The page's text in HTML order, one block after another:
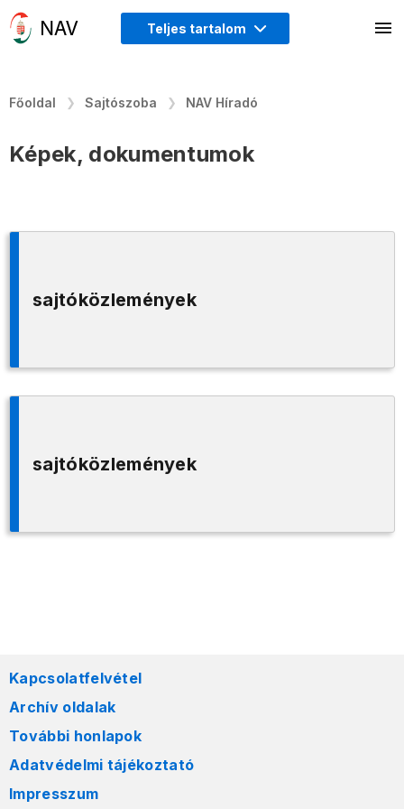
Teljes tartalom
Főoldal Sajtószoba NAV Híradó
Képek, dokumentumok
sajtóközlemények
sajtóközlemények
Kapcsolatfelvétel
Archív oldalak
További honlapok
Adatvédelmi tájékoztató
Impresszum